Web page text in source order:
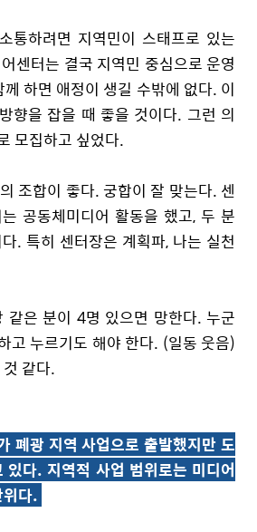
통하려면 지역민이 스태프로 있는
센터는 결국 지역민 중심으로 운영
하면 애정이 생길 수밖에 없다. 이
향을 잡을 때 좋을 것이다. 그런 의
모집하고 싶었다.
조합이 좋다. 궁합이 잘 맞는다. 센
공동체미디어 활동을 했고, 두 분
. 특히 센터장은 계획파, 나는 실천
같은 분이 4명 있으면 망한다. 누군
고 누르기도 해야 한다. (일동 웃음)
같다.
폐광 지역 사업으로 출발했지만 도
있다. 지역적 사업 범위로는 미디어
다.